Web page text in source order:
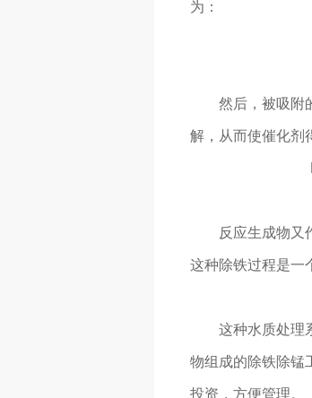
为：
然后，被吸附
解，从而使催化剂
反应生成物又
这种除铁过程是一
这种水质处理
物组成的除铁除锰
投资，方便管理。